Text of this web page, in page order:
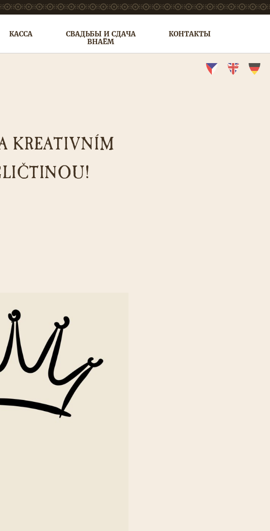
KREATIVNÍM
КАССА
СВАДЬБЫ И СДАЧА
ВНАЁМ
КОНТАКТЫ